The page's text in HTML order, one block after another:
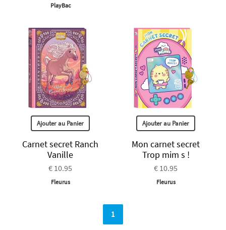
PlayBac
Ajouter au Panier
Carnet secret Ranch
Vanille
€ 10.95
Fleurus
Ajouter au Panier
Mon carnet secret
Trop mim s !
€ 10.95
Fleurus
1